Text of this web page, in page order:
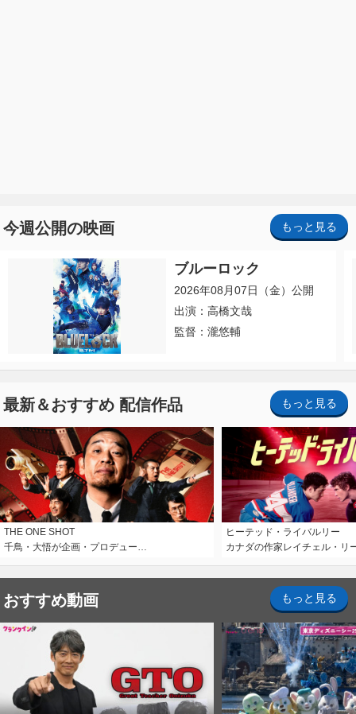
今週公開の映画 もっと見る
ブルーロック
2026年08月07日（金）公開
出演：高橋文哉
監督：瀧悠輔
最新＆おすすめ 配信作品 もっと見る
THE ONE SHOT
千鳥・大悟が企画・プロデュー…
ヒーテッド・ライバルリー
カナダの作家レイチェル・リ
おすすめ動画 もっと見る